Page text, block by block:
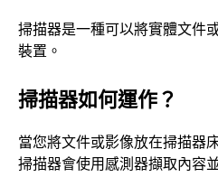
掃描器是一種可以將實體文件
裝置。
掃描器如何運作？
當您將文件或影像放在掃描器
掃描器會使用感測器擷取內容